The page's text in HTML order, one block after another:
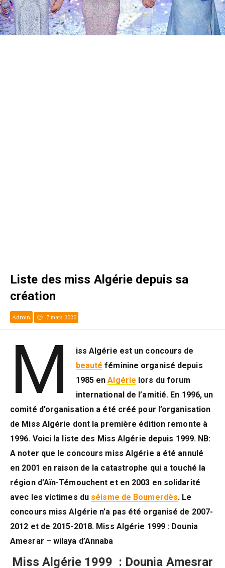
Liste des miss Algérie depuis sa
création
Admin 7 mars 2020
M
iss Algérie est un concours de
beauté féminine organisé depuis
1985 enAlgérie lors du forum
international de l’amitié. En 1996, un
comité d’organisation a été créé pour l’organisation
de Miss Algérie dont la première édition remonte à
1996. Voici la liste des Miss Algérie depuis 1999. NB:
A noter que le concours miss Algérie a été annulé
en 2001 en raison de la catastrophe qui a touché la
région d’Aïn-Témouchent et en 2003 en solidarité
avec les victimes du séisme de Boumerdès. Le
concours miss Algérie n’a pas été organisé de 2007-
2012 et de 2015-2018. Miss Algérie 1999 : Dounia
Amesrar – wilaya d’Annaba
Miss Algérie 1999 : Dounia Amesrar